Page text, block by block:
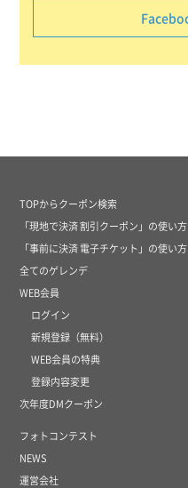
TOPからクーポン検索
「現地で決済 割引クーポン」の使い方
「事前に決済 電子チケット」の使い方
全てのゲレンデ
WEB会員
ログイン
新規登録（無料）
WEB会員の特典
登録内容変更
次年度DMクーポン
フォトコンテスト
NEWS
運営会社